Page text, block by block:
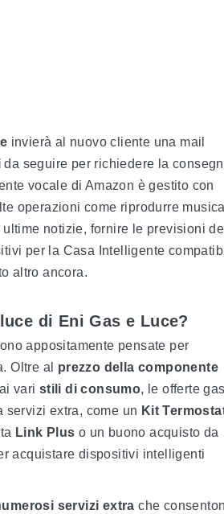
invierà al nuovo cliente una mail
da seguire per richiedere la
vocale di Amazon è gestito con
operazioni come riprodurre
notizie, fornire le previsioni del
per la Casa Intelligente
altro ancora.
di Eni Gas e Luce?
appositamente pensate per
Oltre al prezzo della componente
vari stili di consumo, le offerte
servizi extra, come un Kit
Link Plus o un buono acquisto da
acquistare dispositivi intelligenti
servizi extra che